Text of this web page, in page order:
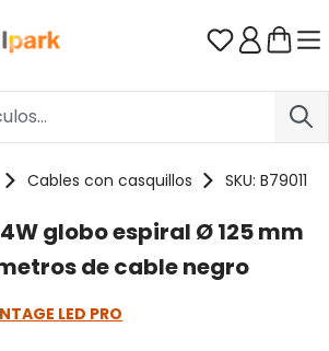
principal Tienes 0
Cables con casquillos SKU: B79011
globo espiral Ø 125 mm
de cable negro
LED PRO